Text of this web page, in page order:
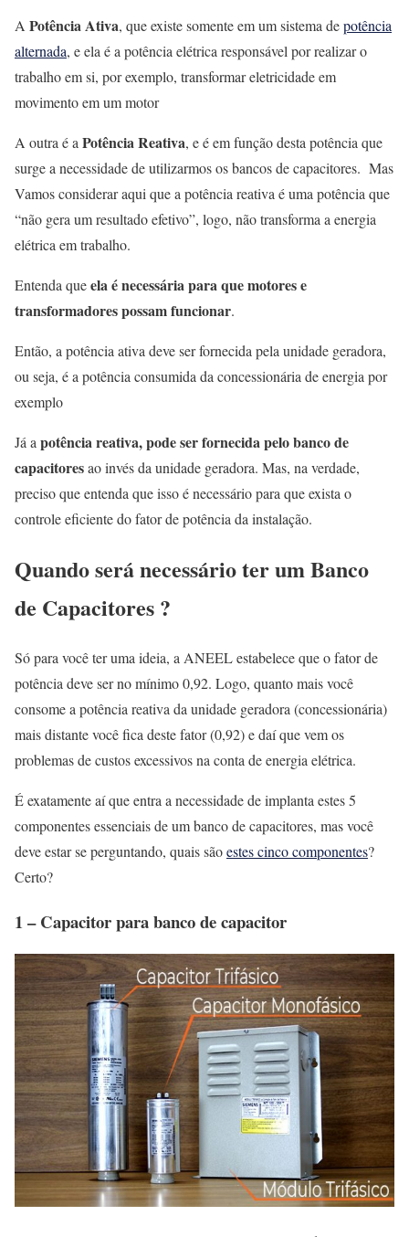
A Potência Ativa, que existe somente em um sistema depotência
alternada, e ela é a potência elétrica responsável por realizar o
trabalho em si, por exemplo, transformar eletricidade em
movimento em um motor
A outra é aPotência Reativa, e é em função desta potência que
surge a necessidade de utilizarmos os bancos de capacitores. Mas
Vamos considerar aqui que a potência reativa é uma potência que
“não gera um resultado efetivo”, logo, não transforma a energia
elétrica em trabalho.
Entenda queela é necessária para que motores e
transformadores possam funcionar.
Então, a potência ativa deve ser fornecida pela unidade geradora,
ou seja, é a potência consumida da concessionária de energia por
exemplo
Já apotência reativa, pode ser fornecida pelo banco de
capacitoresao invés da unidade geradora. Mas, na verdade,
preciso que entenda que isso é necessário para que exista o
controle eficiente do fator de potência da instalação.
Quando será necessário ter um Banco
de Capacitores ?
Só para você ter uma ideia, a ANEEL estabelece que o fator de
potência deve ser no mínimo 0,92. Logo, quanto mais você
consome a potência reativa da unidade geradora (concessionária)
mais distante você fica deste fator (0,92) e daí que vem os
problemas de custos excessivos na conta de energia elétrica.
É exatamente aí que entra a necessidade de implanta estes 5
componentes essenciais de um banco de capacitores, mas você
deve estar se perguntando, quais sãoestes cinco componentes?
Certo?
1 – Capacitor para banco de capacitor